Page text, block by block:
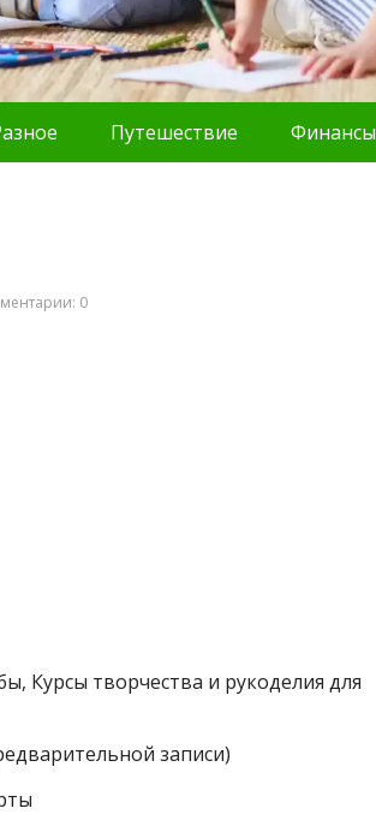
Путешествие Финансы
0
Курсы творчества и рукоделия для
записи)